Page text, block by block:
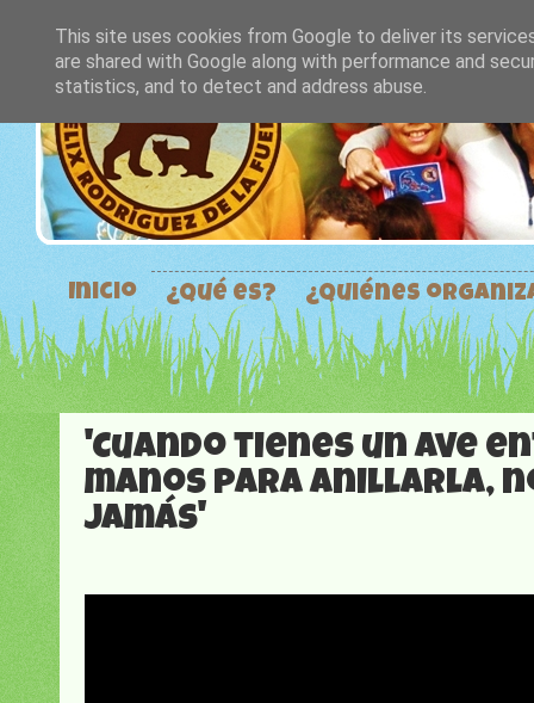
Inicio ¿Qué es? ¿Quiénes
'Cuando tienes un ave
manos para anillarla,
jamás'
This site uses cookies from Google to deliver its
are shared with Google along with performance and
statistics, and to detect and address abuse.